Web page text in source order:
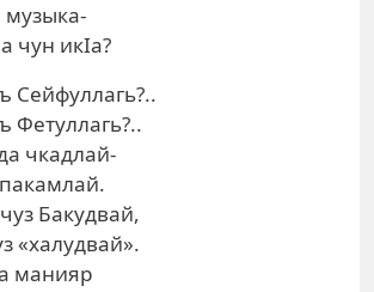
музыка-
чун икIа?
Сейфуллагь?..
Фетуллагь?..
чкадлай-
Бакудвай,
«халудвай».
манияр